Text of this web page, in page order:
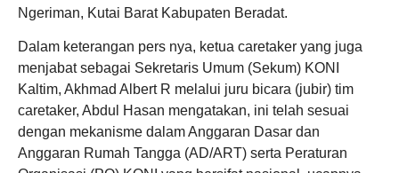
Ngeriman, Kutai Barat Kabupaten Beradat.
Dalam keterangan pers nya, ketua caretaker yang juga
menjabat sebagai Sekretaris Umum (Sekum) KONI
Kaltim, Akhmad Albert R melalui juru bicara (jubir) tim
caretaker, Abdul Hasan mengatakan, ini telah sesuai
dengan mekanisme dalam Anggaran Dasar dan
Anggaran Rumah Tangga (AD/ART) serta Peraturan